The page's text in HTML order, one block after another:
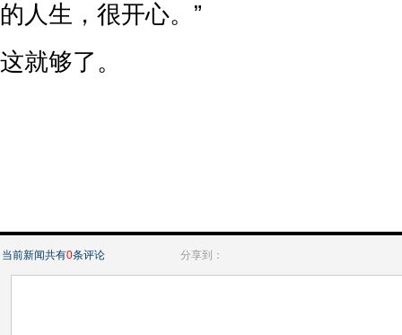
的人生，很开心。”
这就够了。
当前新闻共有0条评论 分享到：